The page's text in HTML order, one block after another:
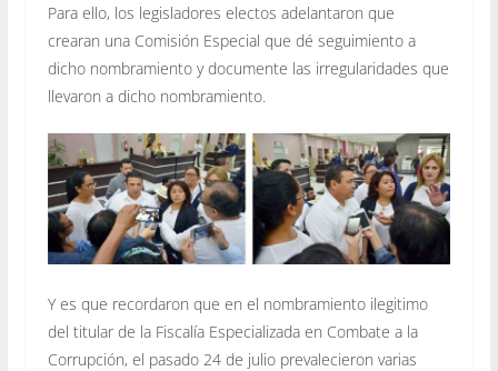
Para ello, los legisladores electos adelantaron que
crearan una Comisión Especial que dé seguimiento a
dicho nombramiento y documente las irregularidades que
llevaron a dicho nombramiento.
Y es que recordaron que en el nombramiento ilegitimo
del titular de la Fiscalía Especializada en Combate a la
Corrupción, el pasado 24 de julio prevalecieron varias